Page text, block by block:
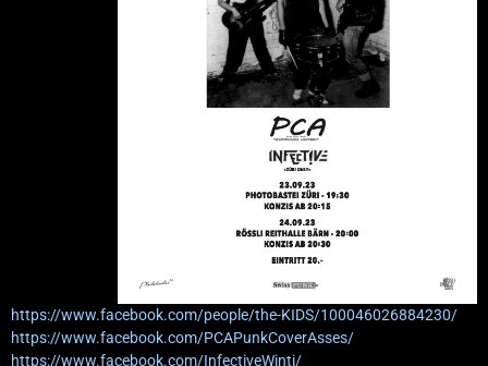
https://www.facebook.com/people/the-KIDS/100046026884230/
https://www.facebook.com/PCAPunkCoverAsses/
https://www.facebook.com/InfectiveWinti/